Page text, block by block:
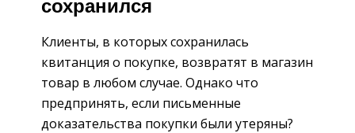
сохранился
Клиенты, в которых сохранилась
квитанция о покупке, возвратят в магазин
товар в любом случае. Однако что
предпринять, если письменные
доказательства покупки были утеряны?